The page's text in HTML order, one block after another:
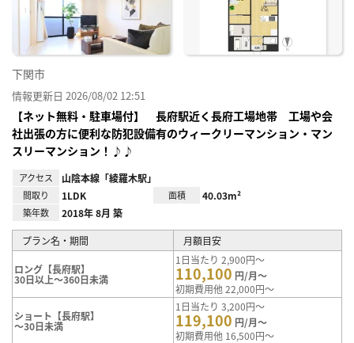
下関市
情報更新日 2026/08/02 12:51
【ネット無料・駐車場付】 長府駅近く長府工場地帯 工場や会
社出張の方に便利な防犯設備有のウィークリーマンション・マン
スリーマンション！♪♪
アクセス 山陰本線「綾羅木駅」
間取り 1LDK 面積 40.03m²
築年数 2018年 8月 築
プラン名・期間 月額目安
ロング【長府駅】
30日以上～360日未満
1日当たり 2,900円～
110,100 円/月～
初期費用他 22,000円～
ショート【長府駅】
～30日未満
1日当たり 3,200円～
119,100 円/月～
初期費用他 16,500円～